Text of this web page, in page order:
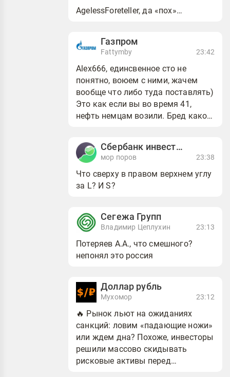
AgelessForeteller, да «пох»…
Газпром
Fattymby 23:42
Alex666, единсвенное сто не
понятно, воюем с ними, жачем
вообще что либо туда поставлять)
Это как если вы во время 41,
нефть немцам возили. Бред какой
Сбербанк инвестор
мор поров 23:38
Что сверху в правом верхнем углу
за L? И S?
Сегежа Групп
Владимир Цеплухин 23:13
Потеряев А.А., что смешного?
непонял это россия
Доллар рубль
Мухомор 23:12
🔥 Рынок льют на ожиданиях
санкций: ловим «падающие ножи»
или ждем дна? Похоже, инвесторы
решили массово скидывать
рисковые активы перед